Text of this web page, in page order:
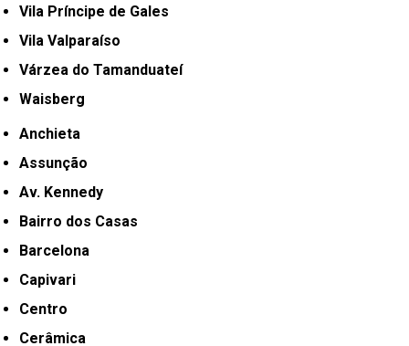
Vila Príncipe de Gales
Vila Valparaíso
Várzea do Tamanduateí
Waisberg
Anchieta
Assunção
Av. Kennedy
Bairro dos Casas
Barcelona
Capivari
Centro
Cerâmica